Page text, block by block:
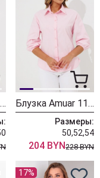
Блузка Amuar 1134 розовый Блузка Amuar 1135 розовый
Размеры:
50,52,54
204 BYN228 BYN
17%